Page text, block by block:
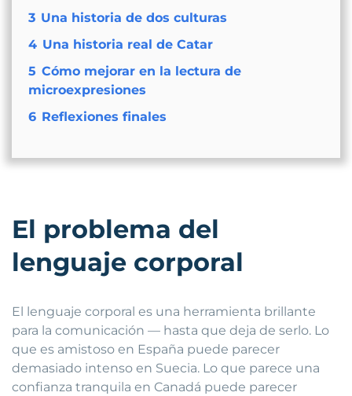
3 Una historia de dos culturas
4 Una historia real de Catar
5 Cómo mejorar en la lectura de
microexpresiones
6 Reflexiones finales
El problema del
lenguaje corporal
El lenguaje corporal es una herramienta brillante
para la comunicación — hasta que deja de serlo. Lo
que es amistoso en España puede parecer
demasiado intenso en Suecia. Lo que parece una
confianza tranquila en Canadá puede parecer